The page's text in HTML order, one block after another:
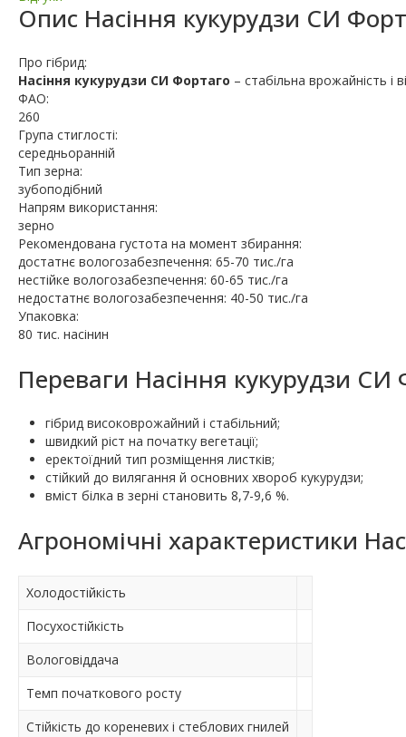
Опис Насіння кукурудзи СИ
Про гібрид:
Насіння кукурудзи СИ Фортаго – стабільна врожайність і
ФАО:
260
Група стиглості:
середньоранній
Тип зерна:
зубоподібний
Напрям використання:
зерно
Рекомендована густота на момент збирання:
достатнє вологозабезпечення: 65-70 тис./га
нестійке вологозабезпечення: 60-65 тис./га
недостатнє вологозабезпечення: 40-50 тис./га
Упаковка:
80 тис. насінин
Переваги Насіння кукурудзи СИ
гібрид високоврожайний і стабільний;
швидкий ріст на початку вегетації;
еректоїдний тип розміщення листків;
стійкий до вилягання й основних хвороб кукурудзи;
вміст білка в зерні становить 8,7-9,6 %.
Агрономічні характеристики
Холодостійкість
Посухостійкість
Вологовіддача
Темп початкового росту
Стійкість до кореневих і стеблових гнилей